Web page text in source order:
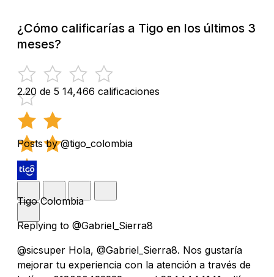
¿Cómo calificarías a Tigo en los últimos 3
meses?
2.20 de 5 14,466 calificaciones
Posts by @tigo_colombia
Tigo Colombia
Replying to @Gabriel_Sierra8
@sicsuper Hola, @Gabriel_Sierra8. Nos gustaría
mejorar tu experiencia con la atención a través de